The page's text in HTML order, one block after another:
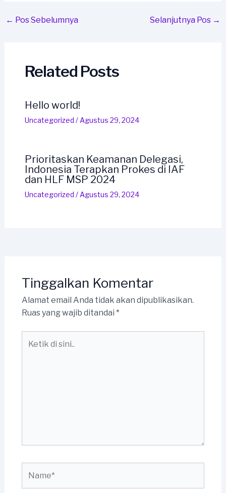
Post
← Pos Sebelumnya Selanjutnya Pos →
Related Posts
Hello world!
Uncategorized / Agustus 29, 2024
Prioritaskan Keamanan Delegasi,
Indonesia Terapkan Prokes di IAF
dan HLF MSP 2024
Uncategorized / Agustus 29, 2024
Tinggalkan Komentar
Alamat email Anda tidak akan dipublikasikan.
Ruas yang wajib ditandai *